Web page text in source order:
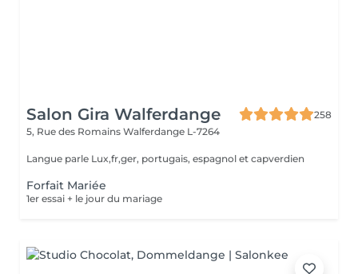
Salon Gira Walferdange
258
5, Rue des Romains Walferdange L-7264
Langue parle Lux,fr,ger, portugais, espagnol et capverdien
Forfait Mariée
1er essai + le jour du mariage